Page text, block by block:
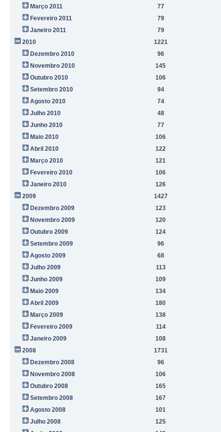
Março 2011
77
Fevereiro 2011
79
Janeiro 2011
79
2010
1221
Dezembro 2010
96
Novembro 2010
145
Outubro 2010
106
Setembro 2010
94
Agosto 2010
74
Julho 2010
48
Junho 2010
77
Maio 2010
106
Abril 2010
122
Março 2010
121
Fevereiro 2010
106
Janeiro 2010
126
2009
1427
Dezembro 2009
123
Novembro 2009
120
Outubro 2009
124
Setembro 2009
96
Agosto 2009
68
Julho 2009
113
Junho 2009
109
Maio 2009
134
Abril 2009
180
Março 2009
138
Fevereiro 2009
114
Janeiro 2009
108
2008
1731
Dezembro 2008
96
Novembro 2008
106
Outubro 2008
165
Setembro 2008
167
Agosto 2008
101
Julho 2008
125